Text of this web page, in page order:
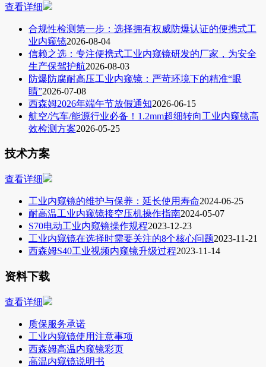
查看详细
合规性检测第一步：选择拥有权威防爆认证的便携式工
业内窥镜2026-08-04
信赖之选：专注便携式工业内窥镜研发的厂家，为安全
生产保驾护航2026-08-03
防爆防腐耐高压工业内窥镜：严苛环境下的精准“眼
睛”2026-07-08
西森姆2026年端午节放假通知2026-06-15
航空/汽车/能源行业必备！1.2mm超细转向工业内窥镜高
效检测方案2026-05-25
技术方案
查看详细
工业内窥镜的维护与保养：延长使用寿命2024-06-25
耐高温工业内窥镜接空压机操作指南2024-05-07
S70电动工业内窥镜操作规程2023-12-23
工业内窥镜在选择时需要关注的8个核心问题2023-11-21
西森姆S40工业视频内窥镜升级过程2023-11-14
资料下载
查看详细
质保服务承诺
工业内窥镜使用注意事项
西森姆高温内窥镜彩页
高温内窥镜说明书